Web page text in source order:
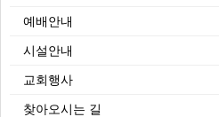
예배안내
시설안내
교회행사
찾아오시는 길